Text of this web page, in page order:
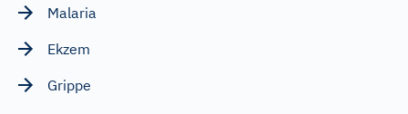
Malaria
Ekzem
Grippe